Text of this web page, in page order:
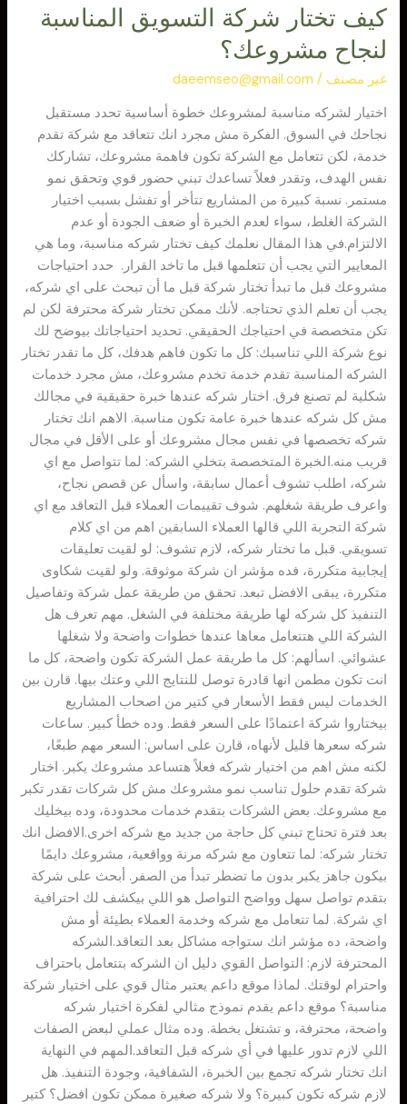
كيف تختار شركة التسويق المناسبة
لنجاح مشروعك؟
غير مصنف /
daeemseo@gmail.com
اختيار لشركه مناسبة لمشروعك خطوة أساسية تحدد مستقبل
نجاحك في السوق. الفكرة مش مجرد انك تتعاقد مع شركة تقدم
خدمة، لكن تتعامل مع الشركة تكون فاهمة مشروعك، تشاركك
نفس الهدف، وتقدر فعلاً تساعدك تبني حضور قوي وتحقق نمو
مستمر. نسبة كبيرة من المشاريع تتأخر أو تفشل بسبب اختيار
الشركة الغلط، سواء لعدم الخبرة أو ضعف الجودة أو عدم
الالتزام.في هذا المقال نعلمك كيف تختار شركه مناسبة، وما هي
المعايير التي يجب أن تتعلمها قبل ما تاخد القرار. حدد احتياجات
مشروعك قبل ما تبدأ تختار شركة قبل ما أن تبحث على اي شركه،
يجب أن تعلم الذي تحتاجه. لأنك ممكن تختار شركة محترفة لكن لم
تكن متخصصة في احتياجك الحقيقي. تحديد احتياجاتك بيوضح لك
نوع شركة اللي تناسبك: كل ما تكون فاهم هدفك، كل ما تقدر تختار
الشركه المناسبة تقدم خدمة تخدم مشروعك، مش مجرد خدمات
شكلية لم تصنع فرق. اختار شركه عندها خبرة حقيقية في مجالك
مش كل شركه عندها خبرة عامة تكون مناسبة. الاهم انك تختار
شركه تخصصها في نفس مجال مشروعك أو على الأقل في مجال
قريب منه.الخبرة المتخصصة بتخلي الشركه: لما تتواصل مع اي
شركه، اطلب تشوف أعمال سابقة، واسأل عن قصص نجاح،
واعرف طريقة شغلهم. شوف تقييمات العملاء قبل التعاقد مع اي
شركة التجربة اللي قالها العملاء السابقين اهم من اي كلام
تسويقي. قبل ما تختار شركه، لازم تشوف: لو لقيت تعليقات
إيجابية متكررة، فده مؤشر ان شركة موثوقة. ولو لقيت شكاوى
متكررة، يبقى الافضل تبعد. تحقق من طريقة عمل شركة وتفاصيل
التنفيذ كل شركه لها طريقة مختلفة في الشغل. مهم تعرف هل
الشركة اللي هتتعامل معاها عندها خطوات واضحة ولا شغلها
عشوائي. اسألهم: كل ما طريقة عمل الشركة تكون واضحة، كل ما
انت تكون مطمن انها قادرة توصل للنتايج اللي وعتك بيها. قارن بين
الخدمات ليس فقط الأسعار في كتير من اصحاب المشاريع
بيختاروا شركة اعتمادًا على السعر فقط. وده خطأ كبير. ساعات
شركه سعرها قليل لأنهاه، قارن على اساس: السعر مهم طبعًا،
لكنه مش اهم من اختيار شركه فعلاً هتساعد مشروعك يكبر. اختار
شركة تقدم حلول تناسب نمو مشروعك مش كل شركات تقدر تكبر
مع مشروعك. بعض الشركات بتقدم خدمات محدودة، وده بيخليك
بعد فترة تحتاج تبني كل حاجة من جديد مع شركه اخرى.الافضل انك
تختار شركه: لما تتعاون مع شركه مرنة وواقعية، مشروعك دايمًا
بيكون جاهز يكبر بدون ما تضطر تبدأ من الصفر. أبحث على شركة
بتقدم تواصل سهل وواضح التواصل هو اللي بيكشف لك احترافية
اي شركة. لما تتعامل مع شركه وخدمة العملاء بطيئة أو مش
واضحة، ده مؤشر انك ستواجه مشاكل بعد التعاقد.الشركه
المحترفة لازم: التواصل القوي دليل ان الشركه بتتعامل باحتراف
واحترام لوقتك. لماذا موقع داعم يعتبر مثال قوي على اختيار شركة
مناسبة؟ موقع داعم يقدم نموذج مثالي لفكرة اختيار شركه
واضحة، محترفة، و تشتغل بخطة. وده مثال عملي لبعض الصفات
اللي لازم تدور عليها في أي شركه قبل التعاقد.المهم في النهاية
انك تختار شركه تجمع بين الخبرة، الشفافية، وجودة التنفيذ. هل
لازم شركه تكون كبيرة؟ ولا شركه صغيرة ممكن تكون افضل؟ كتير